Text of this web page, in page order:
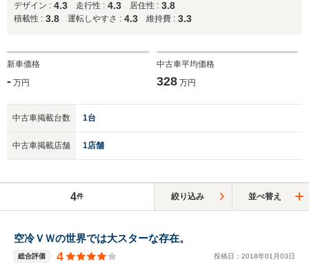
デザイン : 4.3 走行性 : 4.3 居住性 : 3.8
積載性 : 3.8 運転しやすさ : 4.3 維持費 : 3.3
新車価格
- 万円
中古車平均価格
328万円
中古車掲載台数 1台
中古車掲載店舗 1店舗
4件 絞り込み 並べ替え
空冷ＶＷの世界では大スターな存在。
総合評価 4 投稿日： 2018年01 月03日